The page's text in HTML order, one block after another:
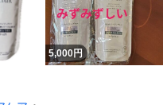
5,000円